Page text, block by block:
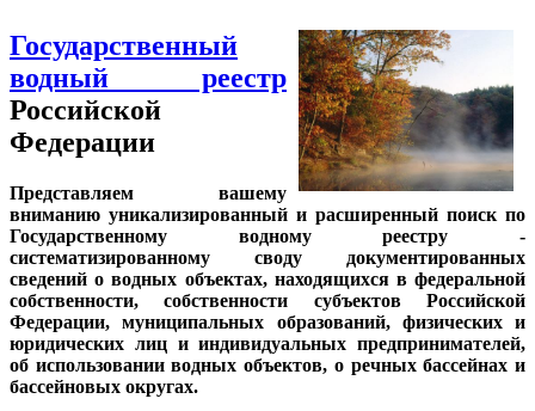
Государственный
водный реестр
Российской
Федерации
Представляем вашему
вниманию уникализированный и расширенный поиск по
Государственному водному реестру -
систематизированному своду документированных
сведений о водных объектах, находящихся в федеральной
собственности, собственности субъектов Российской
Федерации, муниципальных образований, физических и
юридических лиц и индивидуальных предпринимателей,
об использовании водных объектов, о речных бассейнах и
бассейновых округах.